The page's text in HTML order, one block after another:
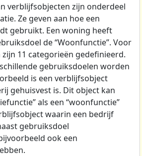
verblijfsobjecten zijn onderdeel
Ze geven aan hoe een
gebruikt. Een woning heeft
de “Woonfunctie”. Voor
11 categorieën gedefinieerd.
gebruiksdoelen worden
is een verblijfsobject
gehuisvest is. Dit object kan
als een “woonfunctie”
waarin een bedrijf
gebruiksdoel
ook een